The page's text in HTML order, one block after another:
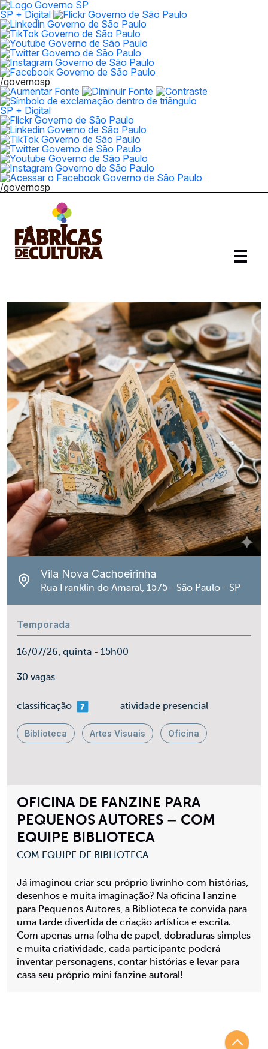
SP + Digital
/governosp
SP + Digital
/governosp
OFICINA DE FANZINE PARA
PEQUENOS AUTORES – COM
EQUIPE BIBLIOTECA
COM EQUIPE DE BIBLIOTECA
Já imaginou criar seu próprio livrinho com histórias,
desenhos e muita imaginação? Na oficina Fanzine
para Pequenos Autores, a Biblioteca te convida para
uma tarde divertida de criação artística e escrita.
Com apenas uma folha de papel, dobraduras simples
e muita criatividade, cada participante poderá
inventar personagens, contar histórias e levar para
casa seu próprio mini fanzine autoral!
Vila Nova Cachoeirinha
Rua Franklin do Amaral, 1575 - São Paulo - SP
Temporada
16/07/26, quinta - 15h00
30 vagas
classificaçãomais 07 atividade presencial
Biblioteca Artes Visuais Oficina